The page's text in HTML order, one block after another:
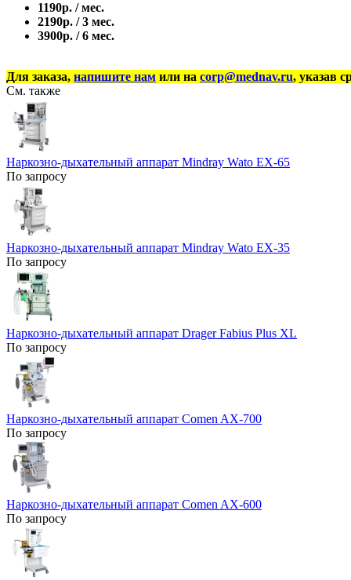
1190р. / мес.
2190р. / 3 мес.
3900р. / 6 мес.
Для заказа, напишите нам или на corp@mednav.ru, указав
См. также
Наркозно-дыхательный аппарат Mindray Wato EX-65
По запросу
Наркозно-дыхательный аппарат Mindray Wato EX-35
По запросу
Наркозно-дыхательный аппарат Drager Fabius Plus XL
По запросу
Наркозно-дыхательный аппарат Comen AX-700
По запросу
Наркозно-дыхательный аппарат Comen AX-600
По запросу